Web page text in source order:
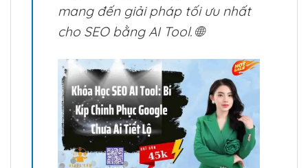
mang đến giải pháp tối ưu nhất
cho SEO bằng AI Tool. 🌐